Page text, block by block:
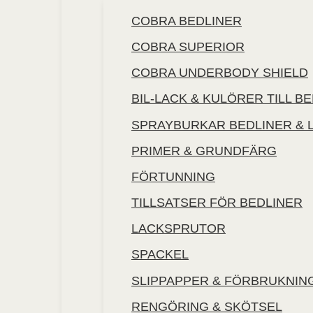
COBRA BEDLINER
COBRA SUPERIOR
COBRA UNDERBODY SHIELD
BIL-LACK & KULÖRER TILL
SPRAYBURKAR BEDLINER &
PRIMER & GRUNDFÄRG
FÖRTUNNING
TILLSATSER FÖR BEDLINER
LACKSPRUTOR
SPACKEL
SLIPPAPPER &
RENGÖRING & SKÖTSEL